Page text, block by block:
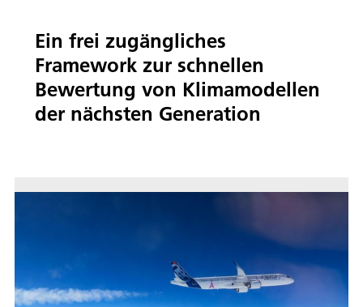
Ein frei zugängliches
Framework zur schnellen
Bewertung von Klimamodellen
der nächsten Generation